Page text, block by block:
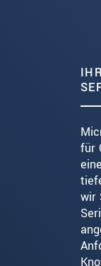
für
wir